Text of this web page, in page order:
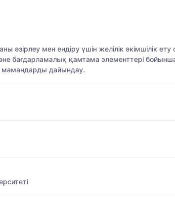
әзірлеу мен ендіру үшін желілік әкімшілік
бағдарламалық қамтама элементтері
мамандарды дайындау.